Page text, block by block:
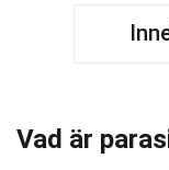
Vad är